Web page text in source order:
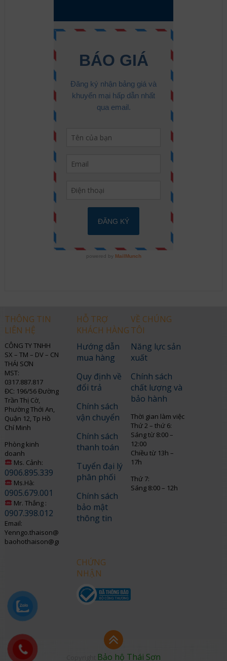
THÔNG TIN
LIÊN HỆ
CÔNG TY TNHH
SX – TM – DV – CN
THÁI SƠN
MST:
0317.887.817
ĐC: 196/56 Đường
Trần Thị Cờ,
Phường Thới An,
Quận 12, Tp Hồ
Chí Minh
Phòng kinh
doanh
Ms. Cảnh:
0906.895.339
Ms.Hà:
0905.679.001
Mr. Thắng :
0907.398.012
Email:
Yenngo.thaison@gmail.com
baohothaison@gmail.com
HỖ TRỢ
KHÁCH HÀNG
Hướng dẫn
mua hàng
Quy định về
đổi trả
Chính sách
vận chuyển
Chính sách
thanh toán
Tuyển đại lý
phân phối
Chính sách
bảo mật
thông tin
CHỨNG
NHẬN
VỀ CHÚNG
TÔI
Năng lực sản
xuất
Chính sách
chất lượng và
bảo hành
Thời gian làm việc
Thứ 2 – thứ 6:
Sáng từ 8:00 –
12:00
Chiều từ 13h –
17h
Thứ 7:
Sáng 8:00 – 12h
Bảo hộ Thái Sơn